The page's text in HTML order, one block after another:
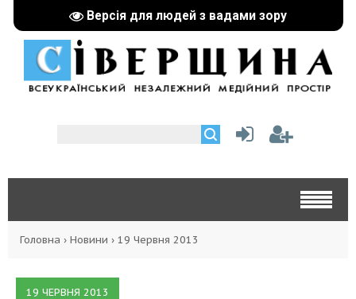
Версія для людей з вадами зору
Головна › Новини › 19 Червня 2013
19 ЧЕРВНЯ 2013